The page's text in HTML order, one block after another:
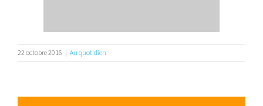
22 octobre 2016 | Au quotidien